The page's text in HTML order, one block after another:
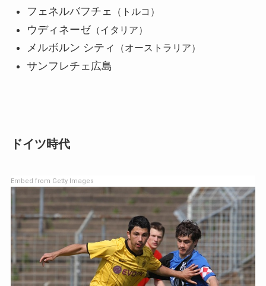
フェネルバフチェ （トルコ）
ウディネーゼ（イタリア）
メルボルン シティ （オーストラリア）
サンフレチェ広島
ドイツ時代
Embed from Getty Images